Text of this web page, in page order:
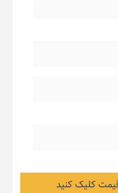
کلیک کنید